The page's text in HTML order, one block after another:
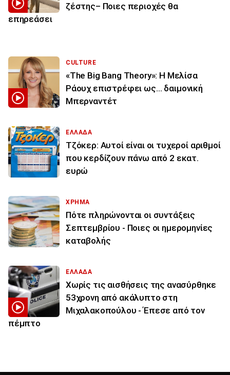
ζέστης– Ποιες περιοχές θα
επηρεάσει
CULTURE
«The Big Bang Theory»: Η Μελίσα
Ράουχ επιστρέφει ως… δαιμονική
Μπερναντέτ
ΕΛΛΑΔΑ
Τζόκερ: Αυτοί είναι οι τυχεροί αριθμοί
που κερδίζουν πάνω από 2 εκατ.
ευρώ
ΧΡΗΜΑ
Πότε πληρώνονται οι συντάξεις
Σεπτεμβρίου - Ποιες οι ημερομηνίες
καταβολής
ΕΛΛΑΔΑ
Χωρίς τις αισθήσεις της ανασύρθηκε
53χρονη από ακάλυπτο στη
Μιχαλακοπούλου - Έπεσε από τον
πέμπτο